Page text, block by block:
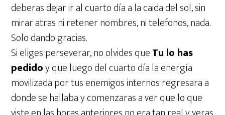
deberas dejar ir al cuarto día a la caida del sol, sin
mirar atras ni retener nombres, ni telefonos, nada.
Solo dando gracias.
Si eliges perseverar, no olvides queTu lo has
pedidoy que luego del cuarto día la energía
movilizada por tus enemigos internos regresara a
donde se hallaba y comenzaras a ver que lo que